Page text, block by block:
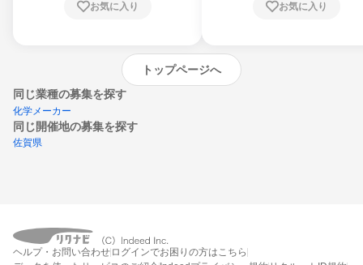
お気に入り お気に入り
トップページへ
同じ業種の募集を探す
化学メーカー
同じ開催地の募集を探す
佐賀県
エントリーするとプログラムの詳細案内を
受け取れるようになります
ヘルプ・お問い合わせ ログインでお困りの方はこちら